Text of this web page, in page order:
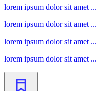
lorem ipsum dolor sit amet ...
lorem ipsum dolor sit amet ...
lorem ipsum dolor sit amet ...
lorem ipsum dolor sit amet ...